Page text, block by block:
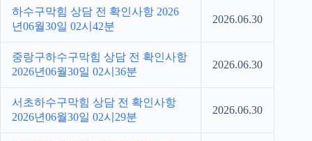
하수구막힘 상담 전 확인사항 2026
년06월30일 02시42분
2026.06.30
중랑구하수구막힘 상담 전 확인사항
2026년06월30일 02시36분
2026.06.30
서초하수구막힘 상담 전 확인사항
2026년06월30일 02시29분
2026.06.30